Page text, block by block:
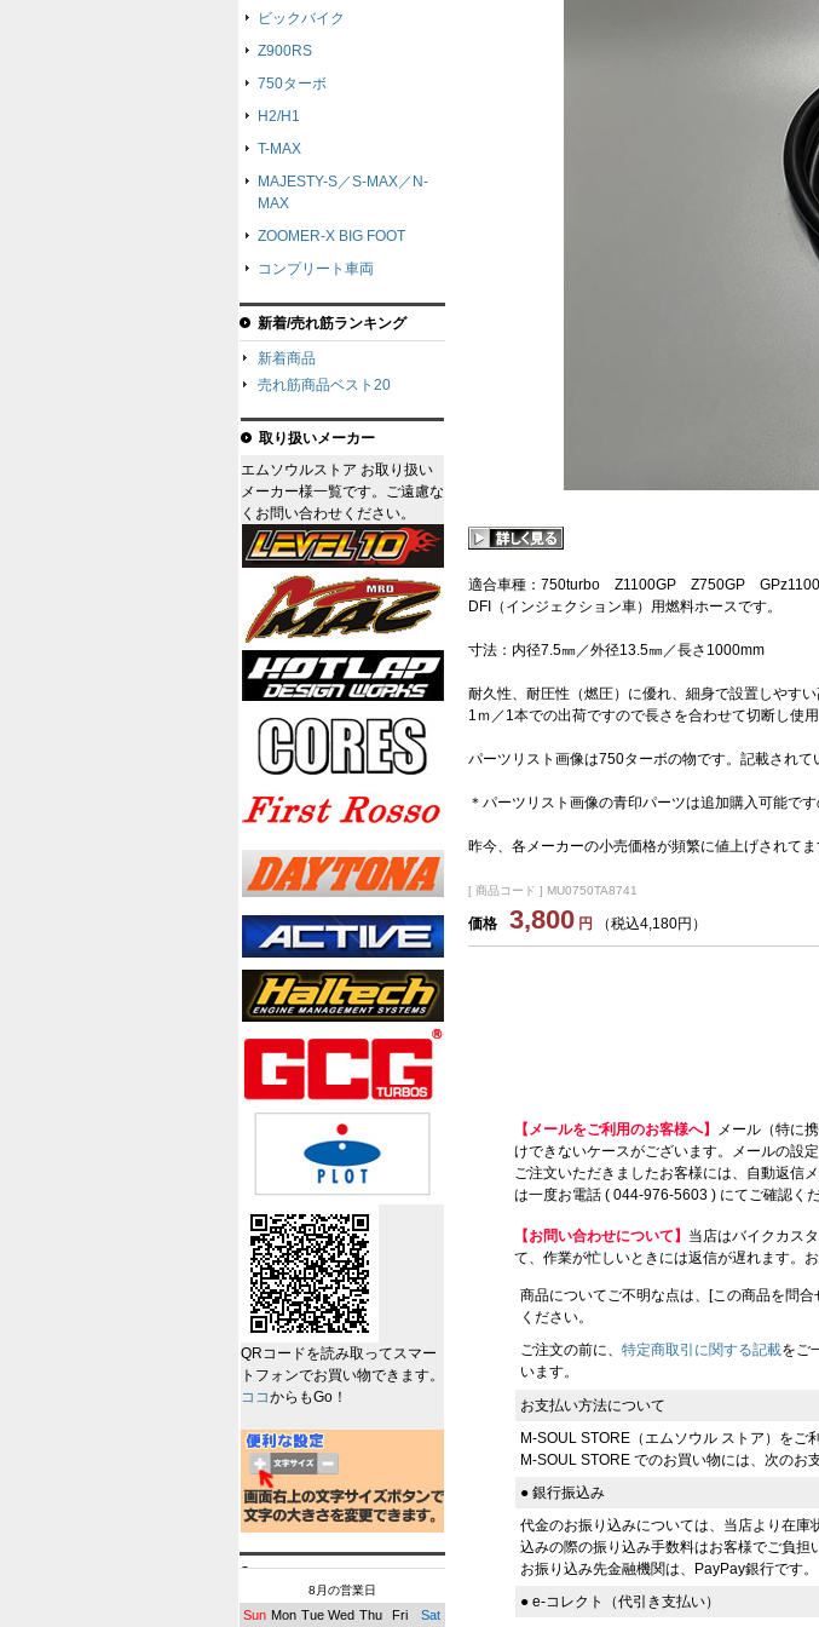
適合車種：750turbo Z1100GP Z750GP
DFI（インジェクション車）用燃料ホースです。
寸法：内径7.5㎜／外径13.5㎜／長さ1000mm
耐久性、耐圧性（燃圧）に優れ、細身で設置しやすい
1ｍ／1本での出荷ですので長さを合わせて切断し使用
パーツリスト画像は750ターボの物です。記載され
＊パーツリスト画像の青印パーツは追加購入可能で
昨今、各メーカーの小売価格が頻繁に値上げされて
[ 商品コード ] MU0750TA8741
価格 3,800 円 （税込4,180円）
【メールをご利用のお客様へ】
メール（特に
けできないケースがございます。メールの設
ご注文いただきましたお客様には、自動返信
は一度お電話 ( 044-976-5603 ) にてご確認く
【お問い合わせについて】 当店はバイクカス
て、作業が忙しいときには返信が遅れます。
商品についてご不明な点は、[この商品を問
ください。
ご注文の前に、 特定商取引に関する記載をご
います。
お支払い方法について
M-SOUL STORE（エムソウル ストア）をご
M-SOUL STORE でのお買い物には、次のお
● 銀行振込み
代金のお振り込みについては、当店より在
込みの際の振り込み手数料はお客様でご負担
お振り込み先金融機関は、PayPay銀行です
● e-コレクト（代引き支払い）
ビックバイク
Z900RS
750ターボ
H2/H1
T-MAX
MAJESTY-S／S-MAX／N-
MAX
ZOOMER-X BIG FOOT
コンプリート車両
新着/売れ筋ランキング
新着商品
売れ筋商品ベスト20
取り扱いメーカー
エムソウルストア お取り扱い
メーカー様一覧です。ご遠慮な
くお問い合わせください。
QRコードを読み取ってスマー
トフォンでお買い物できます。
ココからもGo！
8月の営業日
Sun Mon Tue Wed Thu Fri Sat